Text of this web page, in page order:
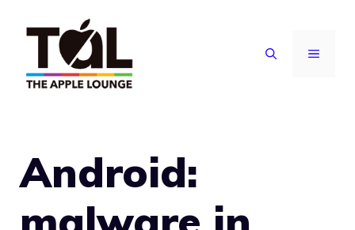
contenuto
MENU
Android: